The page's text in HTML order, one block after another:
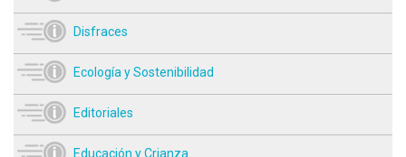
Disfraces
Ecología y Sostenibilidad
Editoriales
Educación y Crianza